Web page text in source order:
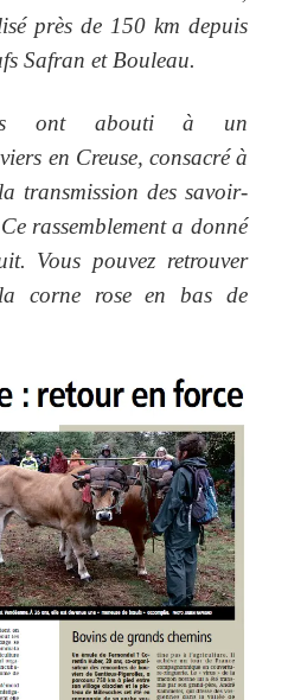
près de 150 km depuis
Safran et Bouleau.
ont abouti à un
en Creuse, consacré à
transmission des savoir-
rassemblement a donné
Vous pouvez retrouver
corne rose en bas de